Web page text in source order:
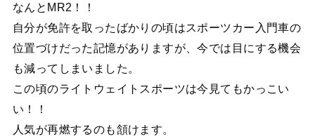
なんとMR2！！
自分が免許を取ったばかりの頃はスポーツカー入門車の
位置づけだった記憶がありますが、今では目にする機会
も減ってしまいました。
この頃のライトウェイトスポーツは今見てもかっこい
い！！
人気が再燃するのも頷けます。